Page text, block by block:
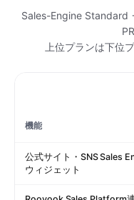
Sales-Engine
上位プランは下位
機能
公式サイト・SNS Sales
ウィジェット